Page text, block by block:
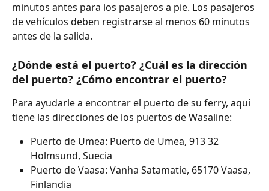
minutos antes para los pasajeros a pie. Los pasajeros
de vehículos deben registrarse al menos 60 minutos
antes de la salida.
¿Dónde está el puerto? ¿Cuál es la dirección
del puerto? ¿Cómo encontrar el puerto?
Para ayudarle a encontrar el puerto de su ferry, aquí
tiene las direcciones de los puertos de Wasaline:
Puerto de Umea: Puerto de Umea, 913 32
Holmsund, Suecia
Puerto de Vaasa: Vanha Satamatie, 65170 Vaasa,
Finlandia